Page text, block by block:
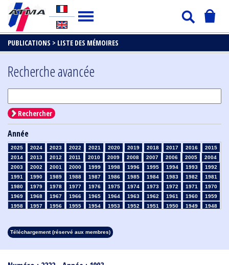
PUBLICATIONS > LISTE DES MÉMOIRES
Recherche avancée
Rechercher
Année
2025 2024 2023 2022 2021 2020 2019 2018 2017 2016
2015
2014
2013 2012 2011 2010 2009 2008 2007 2006 2005
2004
2003
2002 2001 2000 1999 1998 1996 1995 1994 1993
1992
1991
1990 1989 1988 1987 1986 1985 1984 1983 1982
1981
1980
1979 1978 1977 1976 1975 1974 1973 1972 1971
1970
1969
1968 1967 1966 1965 1964 1963 1962 1961 1960
1959
1958
1957 1956 1955 1954 1953 1952 1951 1950 1949
1948
1913
1912 1911 1910 1909 1908
Téléchargement (réservé aux membres)